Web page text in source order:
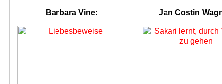
Barbara Vine: Jan Costin